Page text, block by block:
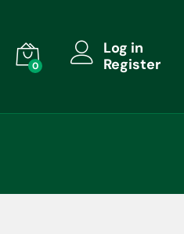
0
Log in
Register